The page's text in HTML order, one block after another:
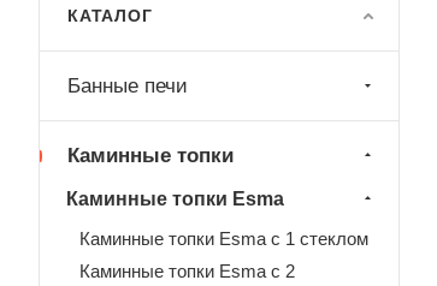
КАТАЛОГ
Банные печи
Каминные топки
Каминные топки Esma
Каминные топки Esma с 1 стеклом
Каминные топки Esma с 2